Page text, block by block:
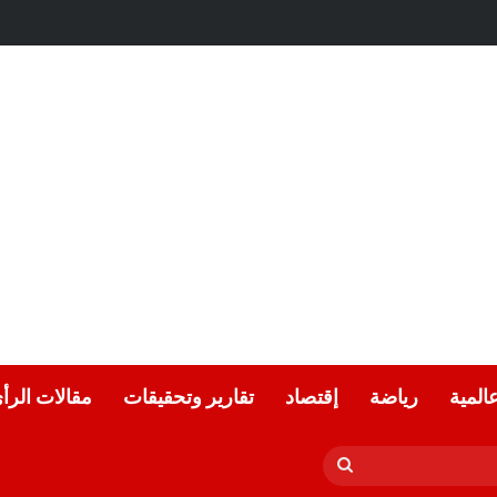
بقلم الأديب التونسي: معز ماني
رياضة إقتصاد تقارير وتحقيقات مقالات
بحث